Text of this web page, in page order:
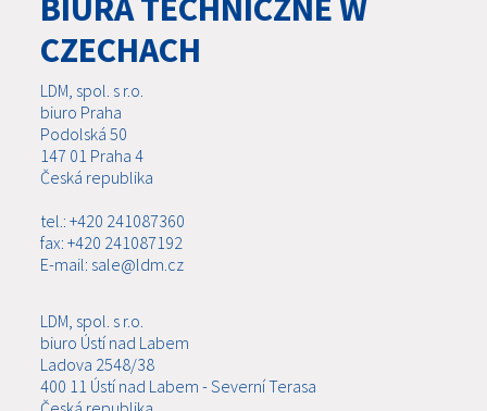
BIURA TECHNICZNE W
CZECHACH
LDM, spol. s r.o.
biuro Praha
Podolská 50
147 01 Praha 4
Česká republika
tel.: +420 241087360
fax: +420 241087192
E-mail: sale@ldm.cz
LDM, spol. s r.o.
biuro Ústí nad Labem
Ladova 2548/38
400 11 Ústí nad Labem - Severní Terasa